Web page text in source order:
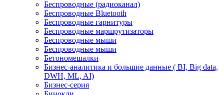
Беспроводные (радиоканал)
Беспроводные Bluetooth
Беспроводные гарнитуры
Беспроводные маршрутизаторы
Беспроводные мыши
Беспроводные мыши
Бетономешалки
Бизнес-аналитика и большие данные ( BI, Big data,
DWH, ML, AI)
Бизнес-серия